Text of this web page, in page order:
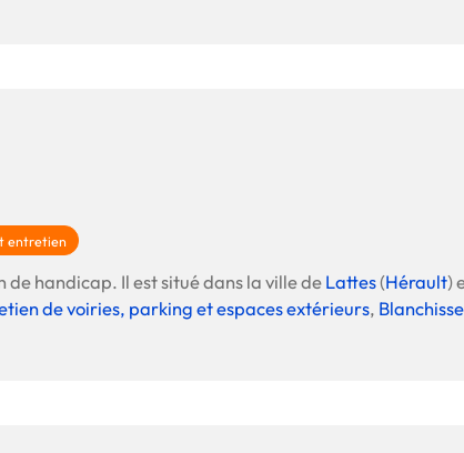
entretien
de handicap. Il est situé dans la ville deLattes(Hérault)
de voiries, parking et espaces extérieurs,